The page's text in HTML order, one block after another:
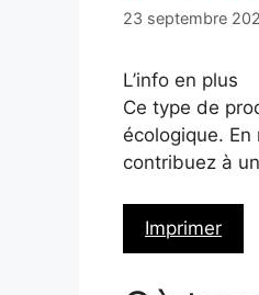
23 septembre
L’info en plus
Ce type de
écologique.
contribuez à
Imprimer